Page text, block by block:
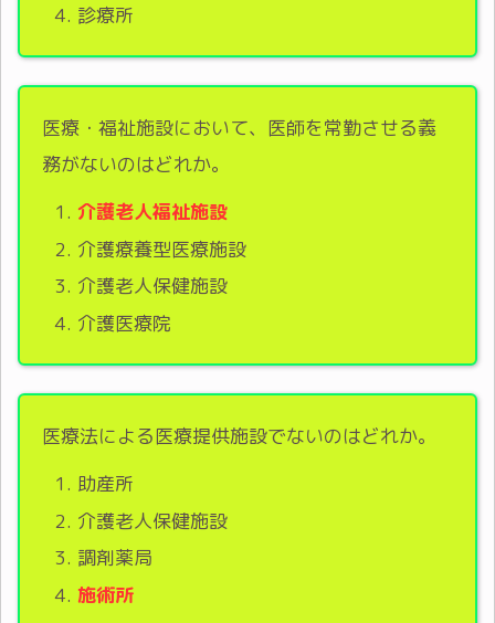
診療所
医療・福祉施設において、医師を常勤させる義
務がないのはどれか。
介護老人福祉施設
介護療養型医療施設
介護老人保健施設
介護医療院
医療法による医療提供施設でないのはどれか。
助産所
介護老人保健施設
調剤薬局
施術所